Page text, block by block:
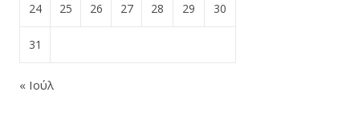
24 25 26 27 28 29 30
31
« Ιούλ